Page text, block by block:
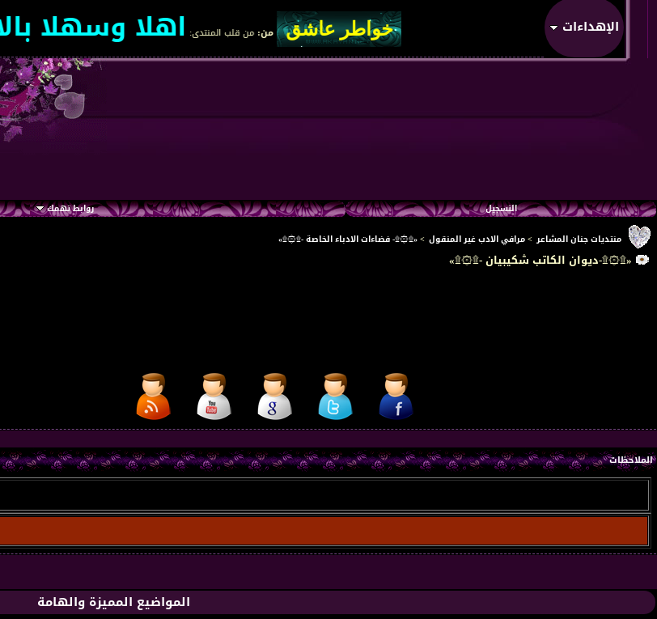
الإهداءات من:من قلب المنتدى:اهلا وسهلا
التسجيل روابط تهمك
منتديات جنان المشاعر >مرافي الادب غير المنقول >«۩۞۩- فضاءات الادباء الخاصة -۩۞۩»
«۩۞۩-ديوان الكاتب شكيبيان -۩۞۩»
الملاحظات
المواضيع المميزة والهامة